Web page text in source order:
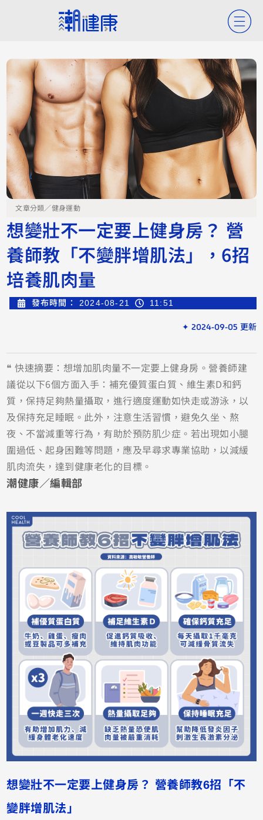
文章分類／健身運動
想變壯不一定要上健身房？ 營
養師教「不變胖增肌法」，6招
培養肌肉量
發布時間： 2024-08-21 11:51
✦ 2024-09-05 更新
❝ 快速摘要：想增加肌肉量不一定要上健身房。營養師建
議從以下6個方面入手：補充優質蛋白質、維生素D和鈣
質，保持足夠熱量攝取，進行適度運動如快走或游泳，以
及保持充足睡眠。此外，注意生活習慣，避免久坐、熬
夜、不當減重等行為，有助於預防肌少症。若出現如小腿
圍過低、起身困難等問題，應及早尋求專業協助，以減緩
肌肉流失，達到健康老化的目標。
潮健康／編輯部
想變壯不一定要上健身房？ 營養師教6招「不
變胖增肌法」